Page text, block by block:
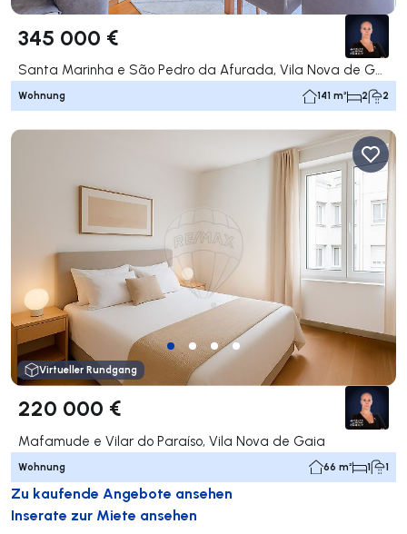
345 000 €
Santa Marinha e São Pedro da Afurada, Vila Nova de Gaia
Wohnung 141 m² 2 2
Virtueller Rundgang
220 000 €
Mafamude e Vilar do Paraíso, Vila Nova de Gaia
Wohnung 66 m² 1 1
Zu kaufende Angebote ansehen
Inserate zur Miete ansehen